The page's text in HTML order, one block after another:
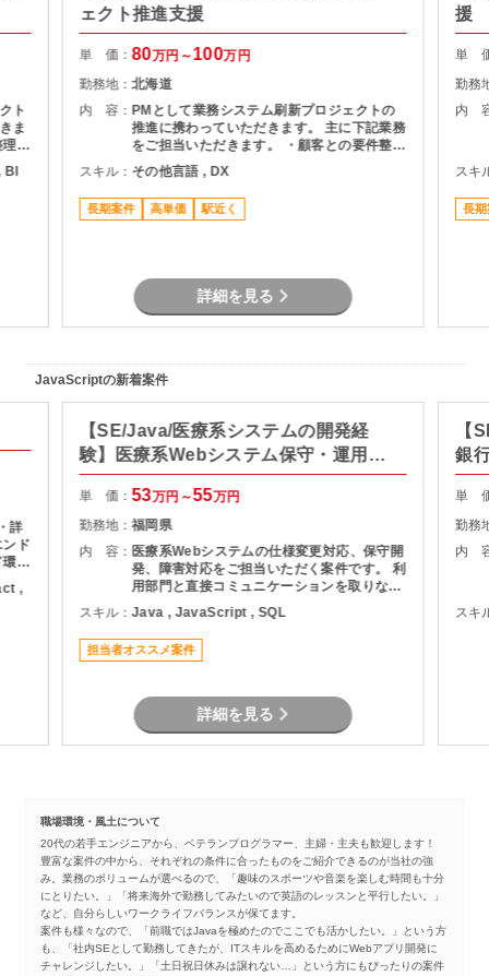
ト
ま
理
細
進
ェクト推進支援
単 価：80万円～100万円
勤務地：北海道
内 容： PMとして業務システム刷新プロジェクトの
推進に携わっていただきます。 主に下記業務
をご担当いただきます。 ・顧客との要件整
理・課題整理 ・プロジェクト計画の策定およ
び進捗管理 ・開発チームとの調整およびマネ
ジメント ・品質、課題、リスク管理 ・関係
者向け資料作成および各種報告 ・要件定義か
スキル： その他言語 , DX
長期案件 高単価 駅近く
詳細を見る
援
単
勤務
内
スキ
長期
JavaScriptの新着案件
詳
ド
境
,
【SE/Java/医療系システムの開発経
験】医療系Webシステム保守・運用支
援
単 価：53万円～55万円
勤務地：福岡県
内 容： 医療系Webシステムの仕様変更対応、保守開
発、障害対応をご担当いただく案件です。 利
用部門と直接コミュニケーションを取りなが
ら、調査・原因分析・改修対応を実施してい
ただきます。 設計から保守運用まで幅広い経
験を活かせるため、Webシステム全体を見な
がら業務を進めたい方におすすめです。
スキル：Java , JavaScript , SQL
担当者オススメ案件
詳細を見る
【
銀
単
勤務
内
スキ
職場環境・風土について
20代の若手エンジニアから、ベテランプログラマー、主婦・主夫も歓迎します！
豊富な案件の中から、それぞれの条件に合ったものをご紹介できるのが当社の強
み。業務のボリュームが選べるので、「趣味のスポーツや音楽を楽しむ時間も十分
にとりたい。」「将来海外で勤務してみたいので英語のレッスンと平行したい。」
など、自分らしいワークライフバランスが保てます。
案件も様々なので、「前職ではJavaを極めたのでここでも活かしたい。」という方
も、「社内SEとして勤務してきたが、ITスキルを高めるためにWebアプリ開発に
チャレンジしたい。」「土日祝日休みは譲れない…」という方にもぴったりの案件